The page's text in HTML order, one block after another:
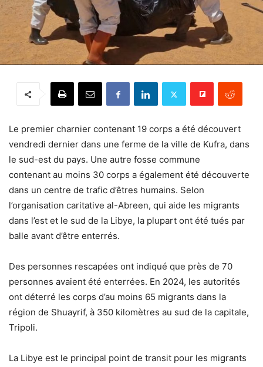
Le premier charnier contenant 19 corps a été découvert
vendredi dernier dans une ferme de la ville de Kufra, dans
le sud-est du pays. Une autre fosse commune
contenant au moins 30 corps a également été découverte
dans un centre de trafic d’êtres humains. Selon
l’organisation caritative al-Abreen, qui aide les migrants
dans l’est et le sud de la Libye, la plupart ont été tués par
balle avant d’être enterrés.
Des personnes rescapées ont indiqué que près de 70
personnes avaient été enterrées. En 2024, les autorités
ont déterré les corps d’au moins 65 migrants dans la
région de Shuayrif, à 350 kilomètres au sud de la capitale,
Tripoli.
La Libye est le principal point de transit pour les migrants